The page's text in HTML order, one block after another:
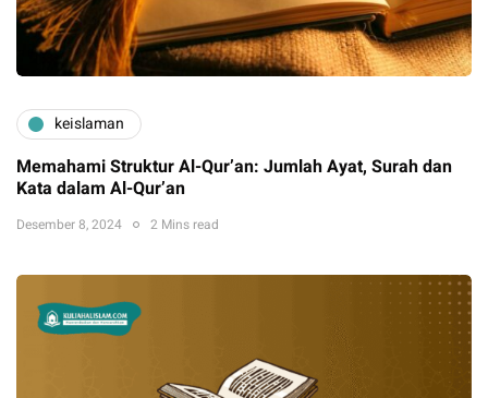
keislaman
Memahami Struktur Al-Qur’an: Jumlah Ayat, Surah dan
Kata dalam Al-Qur’an
Desember 8, 2024 2 Mins read